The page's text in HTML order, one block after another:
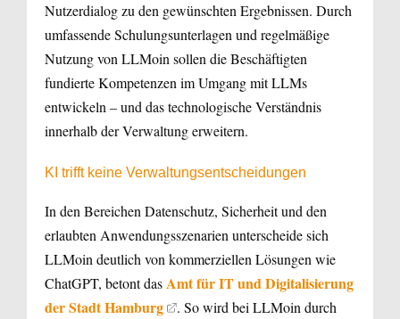
Nutzerdialog zu den gewünschten Ergebnissen. Durch
umfassende Schulungsunterlagen und regelmäßige
Nutzung von LLMoin sollen die Beschäftigten
fundierte Kompetenzen im Umgang mit LLMs
entwickeln – und das technologische Verständnis
innerhalb der Verwaltung erweitern.
KI trifft keine Verwaltungsentscheidungen
In den Bereichen Datenschutz, Sicherheit und den
erlaubten Anwendungsszenarien unterscheide sich
LLMoin deutlich von kommerziellen Lösungen wie
ChatGPT, betont dasAmt für IT und Digitalisierung
der Stadt Hamburg
. So wird bei LLMoin durch